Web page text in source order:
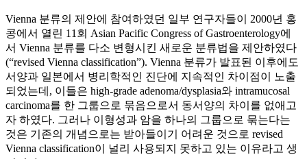
Vienna 분류의 제안에 참여하였던 일부 연구자들이 2000년 홍
콩에서 열린 11회 Asian Pacific Congress of Gastroenterology에
서 Vienna 분류를 다소 변형시킨 새로운 분류법을 제안하였다
(“revised Vienna classification”). Vienna 분류가 발표된 이후에도
서양과 일본에서 병리학적인 진단에 지속적인 차이점이 노출
되었는데, 이들은 high-grade adenoma/dysplasia와 intramucosal
carcinoma를 한 그룹으로 묶음으로서 동서양의 차이를 없애고
자 하였다. 그러나 이형성과 암을 하나의 그룹으로 묶는다는
것은 기존의 개념으로는 받아들이기 어려운 것으로 revised
Vienna classification이 널리 사용되지 못하고 있는 이유라고 생